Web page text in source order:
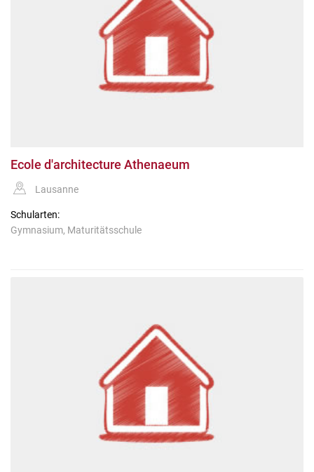
Ecole d'architecture Athenaeum
Lausanne
Schularten:
Gymnasium, Maturitätsschule